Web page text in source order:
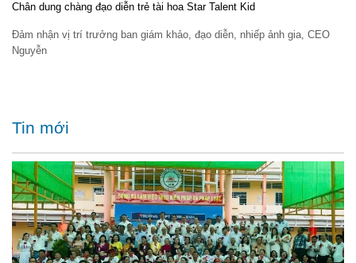
Chân dung chàng đạo diễn trẻ tài hoa Star Talent Kid
Đảm nhận vị trí trưởng ban giám khảo, đạo diễn, nhiếp ảnh gia, CEO
Nguyễn
Tin mới